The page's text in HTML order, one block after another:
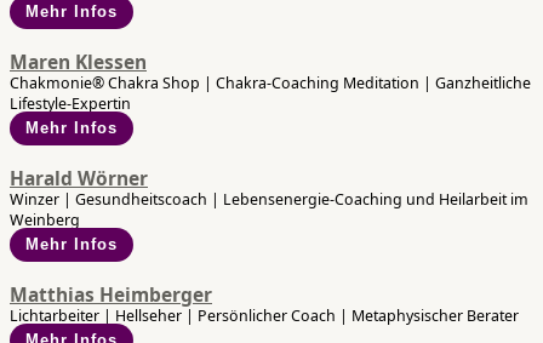
Mehr Infos
Maren Klessen
Chakmonie® Chakra Shop | Chakra-Coaching Meditation | Ganzheitliche
Lifestyle-Expertin
Mehr Infos
Harald Wörner
Winzer | Gesundheitscoach | Lebensenergie-Coaching und Heilarbeit im
Weinberg
Mehr Infos
Matthias Heimberger
Lichtarbeiter | Hellseher | Persönlicher Coach | Metaphysischer Berater